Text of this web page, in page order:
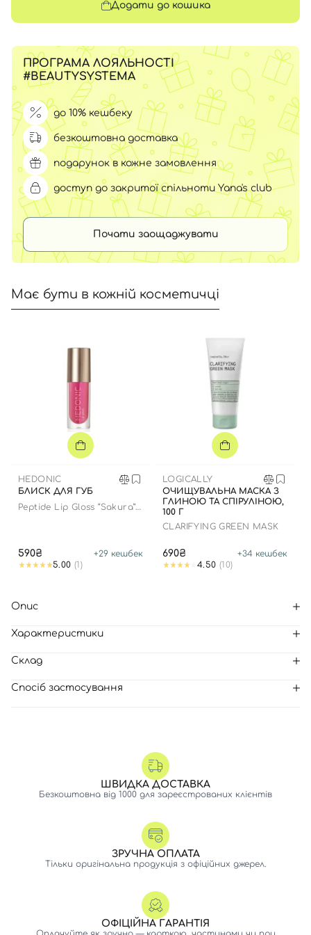
Додати до кошика
ПРОГРАМА ЛОЯЛЬНОСТІ
#BEAUTYSYSTEMA
до 10% кешбеку
безкоштовна доставка
подарунок в кожне замовлення
доступ до закритої спільноти Yana's club
Почати заощаджувати
Має бути в кожній косметичці
HEDONIC
БЛИСК ДЛЯ ГУБ
Peptide Lip Gloss “Sakura”
590₴ +29 кешбек
5.00 (1)
LOGICALLY
ОЧИЩУВАЛЬНА МАСКА З
ГЛИНОЮ ТА СПІРУЛІНОЮ,
100 Г
CLARIFYING GREEN MASK
690₴ +34 кешбек
4.50 (10)
Опис
Характеристики
Склад
Спосіб застосування
ШВИДКА ДОСТАВКА
Безкоштовна від 1000 для зареєстрованих клієнтів
ЗРУЧНА ОПЛАТА
Тільки оригінальна продукція з офіційних джерел.
ОФІЦІЙНА ГАРАНТІЯ